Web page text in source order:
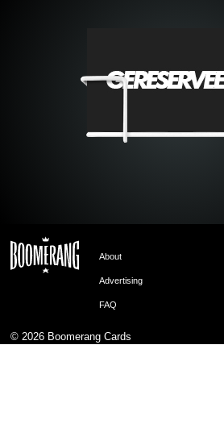
About
Advertising
FAQ
© 2026 Boomerang Cards